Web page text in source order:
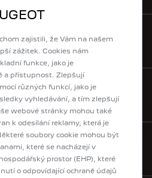
zajistili, že Vám na našem
zážitek. Cookies nám
funkce, jako je
a přístupnost. Zlepšují
různých funkcí, jako je
vyhledávání, a tím zlepšují
webové stránky mohou také
k odesílání reklamy, která je
soubory cookie mohou být
které se nacházejí v
prostor (EHP), které
o odpovídající ochraně údajů